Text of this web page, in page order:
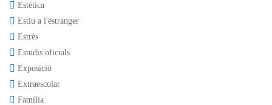
Estètica
Estiu a l'estranger
Estrès
Estudis oficials
Exposició
Extraescolar
Família